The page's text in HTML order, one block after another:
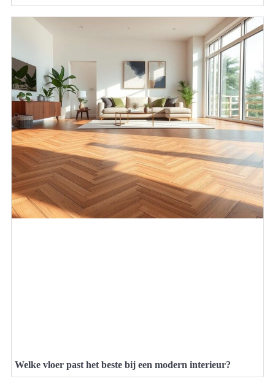
Welke vloer past het beste bij een modern interieur?